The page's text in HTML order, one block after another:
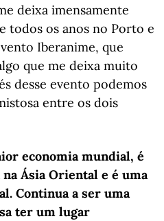
deixa imensamente
todos os anos no Porto e
Iberanime, que
que me deixa muito
desse evento podemos
entre os dois
economia mundial, é
Ásia Oriental e é uma
Continua a ser uma
ter um lugar